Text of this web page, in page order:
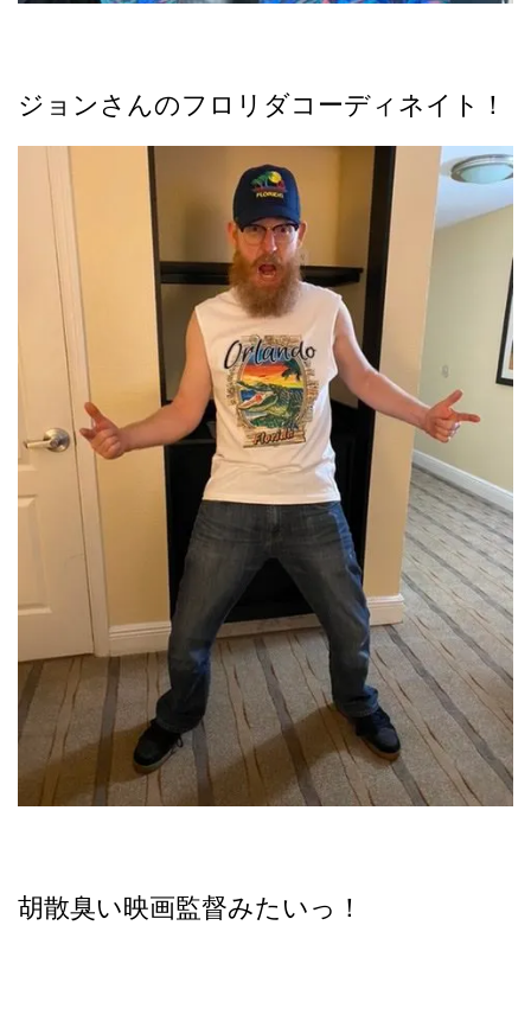
ジョンさんのフロリダコーディネイト！
胡散臭い映画監督みたいっ！